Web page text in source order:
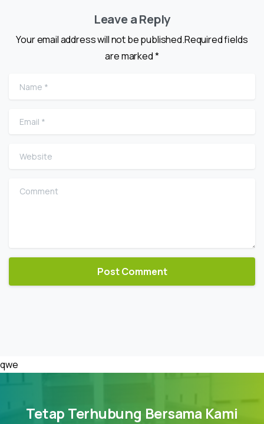
Leave a Reply
Your email address will not be published.Required fields
are marked *
Name
Email
Website
Comment
qwe
Tetap Terhubung Bersama Kami